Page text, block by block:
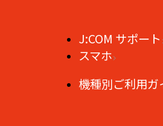
J:COM サポート
スマホ
機種別ご利用ガ